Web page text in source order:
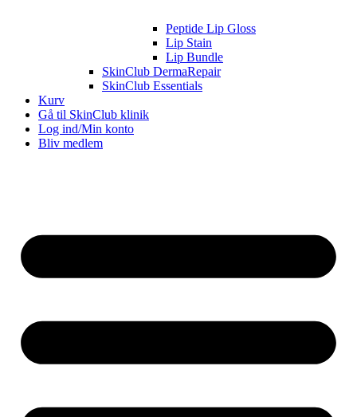
Peptide Lip Gloss
Lip Stain
Lip Bundle
SkinClub DermaRepair
SkinClub Essentials
Kurv
Gå til SkinClub klinik
Log ind/Min konto
Bliv medlem